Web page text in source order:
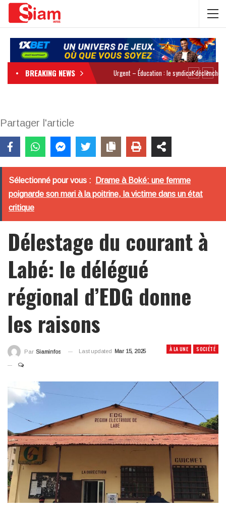
BREAKING NEWS
Partager l'article
Sélectionné pour vous :
Drame à Boké: une femme
poignarde son mari à la poitrine, la victime dans un état
critique
Délestage du courant à
Labé: le délégué
régional d’EDG donne
les raisons
À LA UNE SOCIÉTÉ
Par Siaminfos Last updated Mar 15, 2025